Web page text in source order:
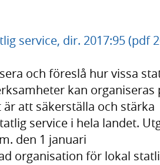
service, dir. 2017:95 (pdf
och föreslå hur vissa
kan organiseras
att säkerställa och stärka
service i hela landet.
den 1 januari
organisation för lokal